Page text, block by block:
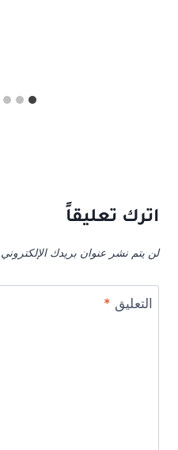
اترك تعليقاً
لن يتم نشر عنوان بريدك
التعليق *